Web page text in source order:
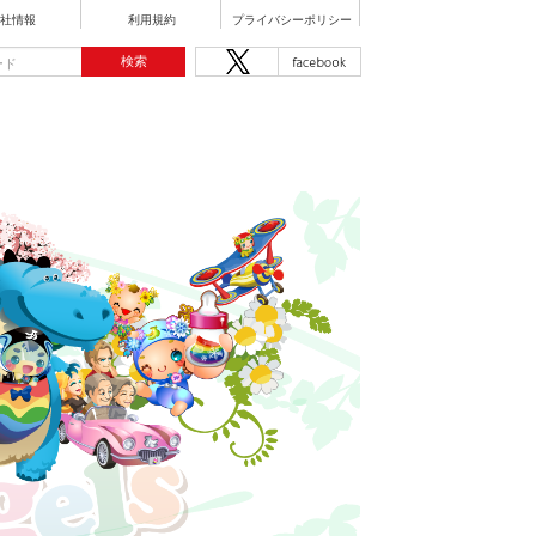
情報 利用規約 プライバシーポリシー